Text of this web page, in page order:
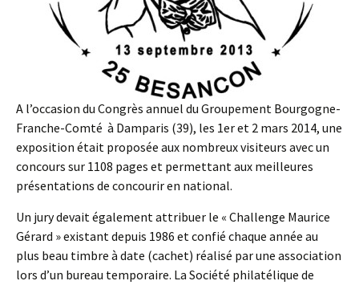
A l’occasion du Congrès annuel du Groupement Bourgogne-
Franche-Comté à Damparis (39), les 1er et 2 mars 2014, une
exposition était proposée aux nombreux visiteurs avec un
concours sur 1108 pages et permettant aux meilleures
présentations de concourir en national.
Un jury devait également attribuer le « Challenge Maurice
Gérard » existant depuis 1986 et confié chaque année au
plus beau timbre à date (cachet) réalisé par une association
lors d’un bureau temporaire. La Société philatélique de